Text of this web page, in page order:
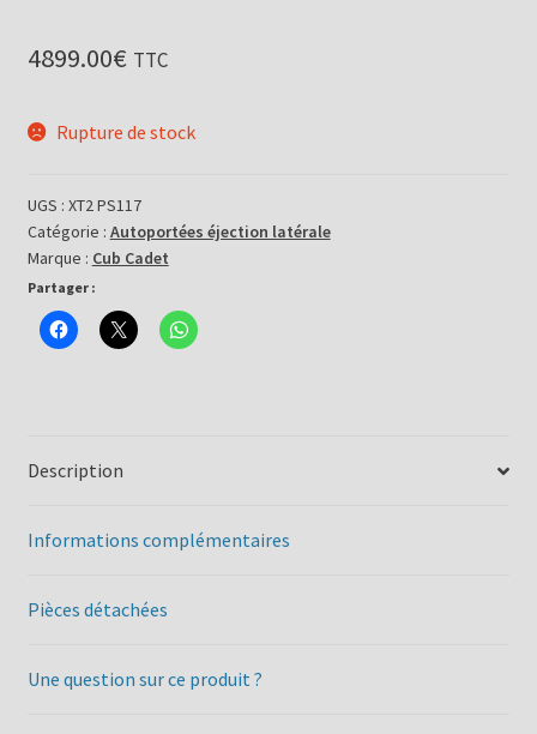
4899.00€ TTC
Rupture de stock
UGS : XT2 PS117
Catégorie : Autoportées éjection latérale
Marque : Cub Cadet
Partager :
Description
Informations complémentaires
Pièces détachées
Une question sur ce produit ?